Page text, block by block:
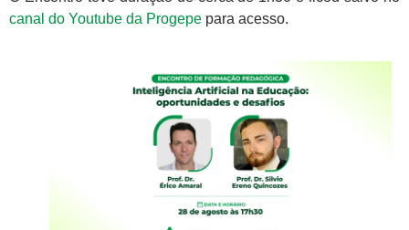
canal do Youtube da Progepe para acesso.